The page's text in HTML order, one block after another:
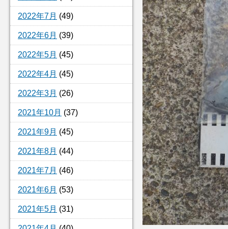
2022年7月 (49)
2022年6月 (39)
2022年5月 (45)
2022年4月 (45)
2022年3月 (26)
2021年10月 (37)
2021年9月 (45)
2021年8月 (44)
2021年7月 (46)
2021年6月 (53)
2021年5月 (31)